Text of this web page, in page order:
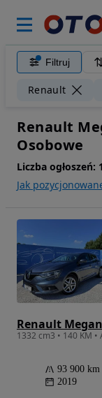
Filtruj
Renault
Renault
Osobowe
Liczba ogłoszeń:
Jak
Renault
93 900 km
2019